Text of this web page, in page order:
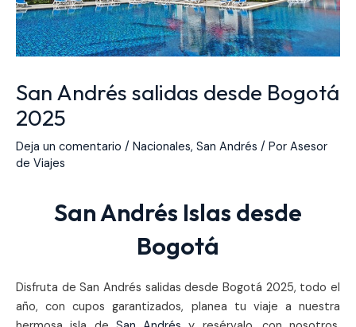
San Andrés salidas desde Bogotá
2025
Deja un comentario / Nacionales, San Andrés / Por Asesor
de Viajes
San Andrés Islas desde
Bogotá
Disfruta de San Andrés salidas desde Bogotá 2025, todo el
año, con cupos garantizados, planea tu viaje a nuestra